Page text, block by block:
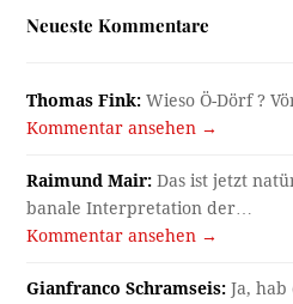
Neueste Kommentare
Thomas Fink: Wieso Ö-Dörf ?
Kommentar ansehen →
Raimund Mair: Das ist jetzt
banale Interpretation der…
Kommentar ansehen →
Gianfranco Schramseis: Ja,